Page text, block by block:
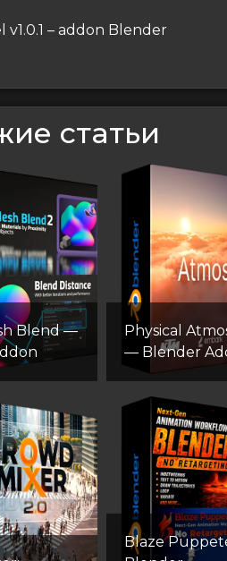
v1.0.1 – addon Blender
статьи
Blend —
Physical
— Blender
Blaze